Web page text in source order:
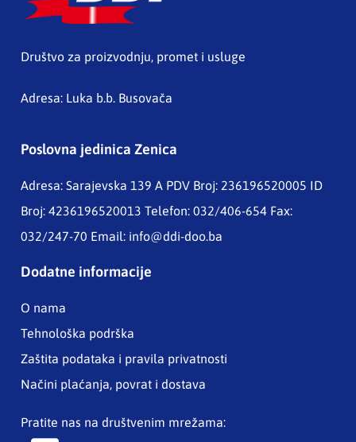
Društvo za proizvodnju, promet i usluge
Adresa: Luka b.b. Busovača
Poslovna jedinica Zenica
Adresa: Sarajevska 139 A PDV Broj: 236196520005 ID
Broj: 4236196520013 Telefon: 032/406-654 Fax:
032/247-70 Email: info@ddi-doo.ba
Dodatne informacije
O nama
Tehnološka podrška
Zaštita podataka i pravila privatnosti
Načini plaćanja, povrat i dostava
Pratite nas na društvenim mrežama: